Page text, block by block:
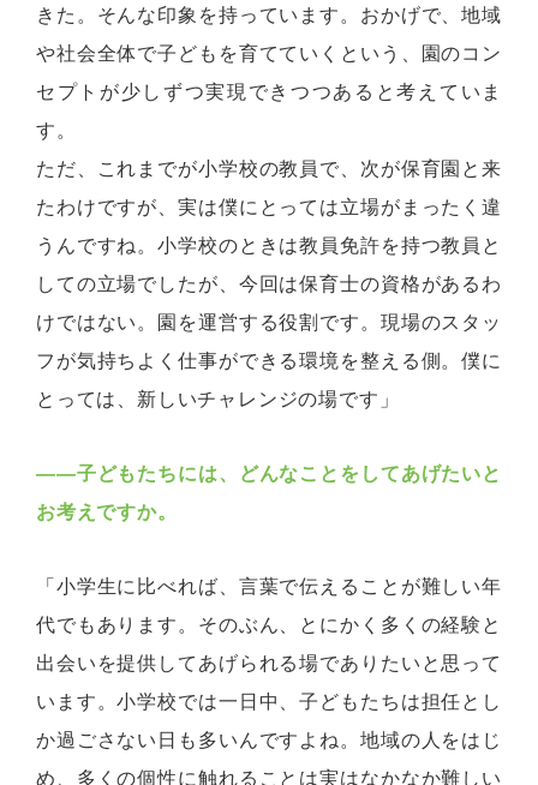
きた。そんな印象を持っています。おかげで、地域
や社会全体で子どもを育てていくという、園のコン
セプトが少しずつ実現できつつあると考えていま
す。
ただ、これまでが小学校の教員で、次が保育園と来
たわけですが、実は僕にとっては立場がまったく違
うんですね。小学校のときは教員免許を持つ教員と
しての立場でしたが、今回は保育士の資格があるわ
けではない。園を運営する役割です。現場のスタッ
フが気持ちよく仕事ができる環境を整える側。僕に
とっては、新しいチャレンジの場です」
――子どもたちには、どんなことをしてあげたいと
お考えですか。
「小学生に比べれば、言葉で伝えることが難しい年
代でもあります。そのぶん、とにかく多くの経験と
出会いを提供してあげられる場でありたいと思って
います。小学校では一日中、子どもたちは担任とし
か過ごさない日も多いんですよね。地域の人をはじ
め、多くの個性に触れることは実はなかなか難しい